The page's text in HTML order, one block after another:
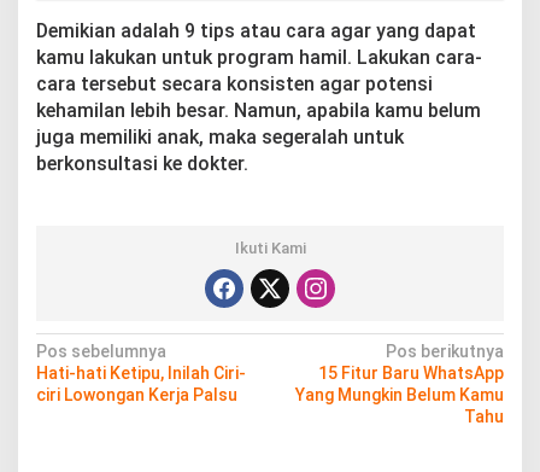
Demikian adalah 9 tips atau cara agar yang dapat
kamu lakukan untuk program hamil. Lakukan cara-
cara tersebut secara konsisten agar potensi
kehamilan lebih besar. Namun, apabila kamu belum
juga memiliki anak, maka segeralah untuk
berkonsultasi ke dokter.
Ikuti Kami
N
a
Pos sebelumnya
Hati-hati Ketipu, Inilah Ciri-
ciri Lowongan Kerja Palsu
Pos berikutnya
15 Fitur Baru WhatsApp
Yang Mungkin Belum Kamu
Tahu